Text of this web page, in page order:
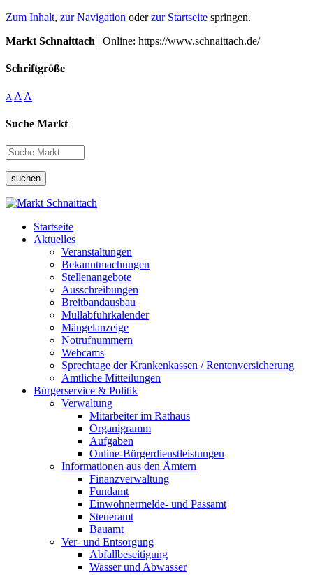
Zum Inhalt, zur Navigation oderzur Startseite springen.
Markt Schnaittach | Online: https://www.schnaittach.de/
Schriftgröße
A A A
Suche Markt
suchen
Startseite
Aktuelles
Veranstaltungen
Bekanntmachungen
Stellenangebote
Ausschreibungen
Breitbandausbau
Müllabfuhrkalender
Mängelanzeige
Notrufnummern
Webcams
Sprechtage der Krankenkassen / Rentenversicherung
Amtliche Mitteilungen
Bürgerservice & Politik
Verwaltung
Mitarbeiter im Rathaus
Organigramm
Aufgaben
Online-Bürgerdienstleistungen
Informationen aus den Ämtern
Finanzverwaltung
Fundamt
Einwohnermelde- und Passamt
Steueramt
Bauamt
Ver- und Entsorgung
Abfallbeseitigung
Wasser und Abwasser